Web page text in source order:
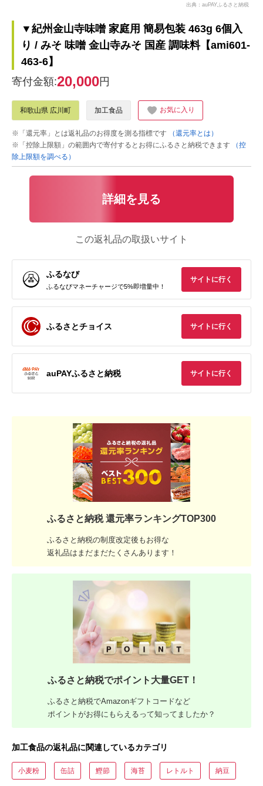
出典：auPAYふるさと納税
▼紀州金山寺味噌 家庭用 簡易包装 463g 6個入
り / みそ 味噌 金山寺みそ 国産 調味料【ami601-
463-6】
寄付金額:20,000円
和歌山県 広川町 加工食品 お気に入り
※「還元率」とは返礼品のお得度を測る指標です
（還元率とは）
※「控除上限額」の範囲内で寄付するとお得にふるさと納税できます
（控
除上限額を調べる）
詳細を見る
この返礼品の取扱いサイト
ふるなび
ふるなびマネーチャージで5%即増量中！
サイトに行く
ふるさとチョイス サイトに行く
auPAYふるさと納税 サイトに行く
ふるさと納税 還元率ランキングTOP300
ふるさと納税の制度改定後もお得な
返礼品はまだまだたくさんあります！
ふるさと納税でポイント大量GET！
ふるさと納税でAmazonギフトコードなど
ポイントがお得にもらえるって知ってましたか？
加工食品の返礼品に関連しているカテゴリ
小麦粉 缶詰 鰹節 海苔 レトルト 納豆